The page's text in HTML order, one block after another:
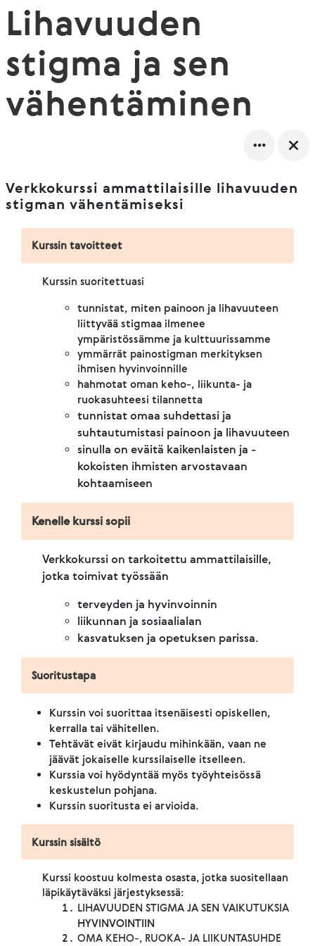
Lihavuuden
stigma ja sen
vähentäminen
Verkkokurssi ammattilaisille lihavuuden
stigman vähentämiseksi
Kurssin tavoitteet
Kurssin suoritettuasi
tunnistat, miten painoon ja lihavuuteen
liittyvää stigmaa ilmenee
ympäristössämme ja kulttuurissamme
ymmärrät painostigman merkityksen
ihmisen hyvinvoinnille
hahmotat oman keho-, liikunta- ja
ruokasuhteesi tilannetta
tunnistat omaa suhdettasi ja
suhtautumistasi painoon ja lihavuuteen
sinulla on eväitä kaikenlaisten ja -
kokoisten ihmisten arvostavaan
kohtaamiseen
Kenelle kurssi sopii
Verkkokurssi on tarkoitettu ammattilaisille,
jotka toimivat työssään
terveyden ja hyvinvoinnin
liikunnan ja sosiaalialan
kasvatuksen ja opetuksen parissa.
Suoritustapa
Kurssin voi suorittaa itsenäisesti opiskellen,
kerralla tai vähitellen.
Tehtävät eivät kirjaudu mihinkään, vaan ne
jäävät jokaiselle kurssilaiselle itselleen.
Kurssia voi hyödyntää myös työyhteisössä
keskustelun pohjana.
Kurssin suoritusta ei arvioida.
Kurssin sisältö
Kurssi koostuu kolmesta osasta, jotka suositellaan
läpikäytäväksi järjestyksessä:
LIHAVUUDEN STIGMA JA SEN VAIKUTUKSIA
HYVINVOINTIIN
OMA KEHO-, RUOKA- JA LIIKUNTASUHDE